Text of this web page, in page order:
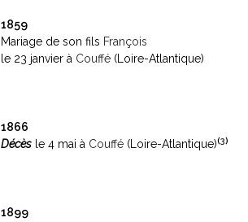
1859
Mariage de son fils François
le 23 janvier à Couffé (Loire-Atlantique)
1866
Décès le 4 mai à Couffé (Loire-Atlantique)(3)
1899